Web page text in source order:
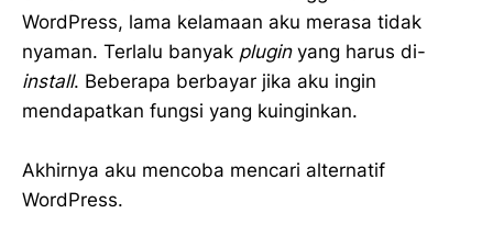
WordPress, lama kelamaan aku merasa tidak
nyaman. Terlalu banyak plugin yang harus di-
install. Beberapa berbayar jika aku ingin
mendapatkan fungsi yang kuinginkan.
Akhirnya aku mencoba mencari alternatif
WordPress.